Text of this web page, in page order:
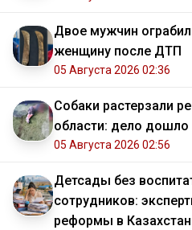
Двое мужчин
женщину после ДТП
05 Августа 2026 02:36
Собаки растерзали
области: дело дошло
05 Августа 2026 02:56
Детсады без
сотрудников:
реформы в